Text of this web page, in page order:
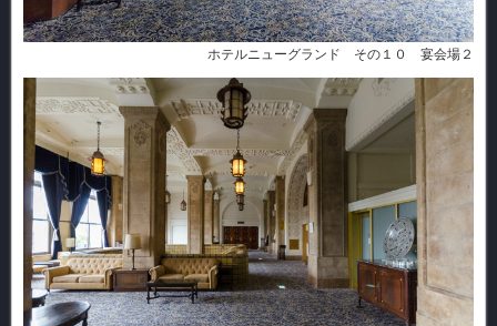
ホテルニューグランド その１０ 宴会場２